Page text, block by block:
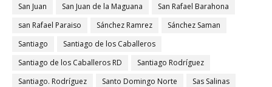
San Juan
San Juan de la Maguana
San Rafael Barahona
san Rafael Paraiso
Sánchez Ramrez
Sánchez Saman
Santiago
Santiago de los Caballeros
Santiago de los Caballeros RD
Santiago Rodríguez
Santiago. Rodríguez
Santo Domingo Norte
Sas Salinas